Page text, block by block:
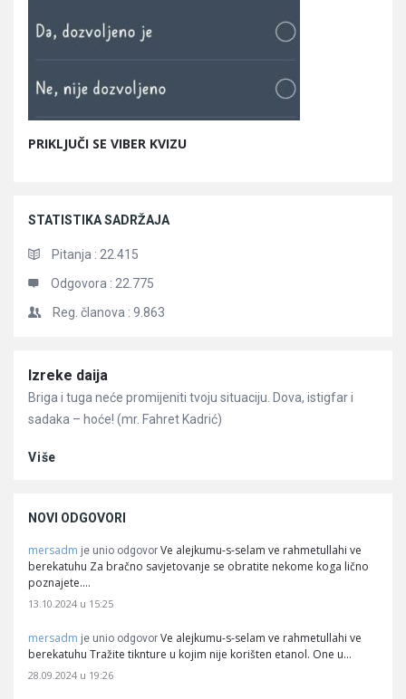
PRIKLJUČI SE VIBER KVIZU
STATISTIKA SADRŽAJA
Pitanja : 22.415
Odgovora : 22.775
Reg. članova : 9.863
Članci
Izreke daija
Briga i tuga neće promijeniti tvoju situaciju. Dova, istigfar i
sadaka – hoće! (mr. Fahret Kadrić)
Više
NOVI ODGOVORI
mersadm je unio odgovor Ve alejkumu-s-selam ve rahmetullahi ve
berekatuhu Za bračno savjetovanje se obratite nekome koga lično
poznajete.…
13.10.2024 u 15:25
mersadm je unio odgovor Ve alejkumu-s-selam ve rahmetullahi ve
berekatuhu Tražite tiknture u kojim nije korišten etanol. One u…
28.09.2024 u 19:26